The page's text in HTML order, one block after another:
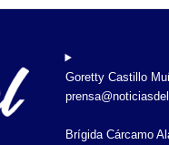
Goretty Castillo
Brígida Cárcamo